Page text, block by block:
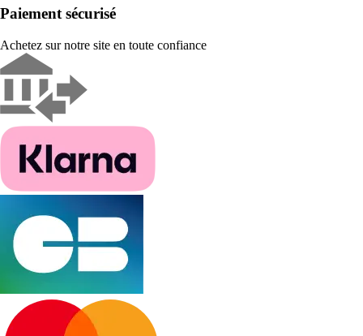
Paiement sécurisé
Achetez sur notre site en toute confiance